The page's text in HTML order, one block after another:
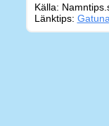
Källa:
Länktips: